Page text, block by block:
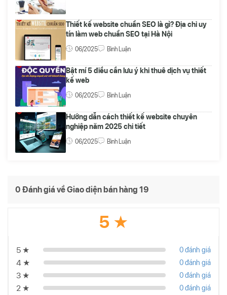
Thiết kế website chuẩn SEO là gì? Địa chỉ uy
tín làm web chuẩn SEO tại Hà Nội
06/2025 Bình Luận
Bật mí 5 điều cần lưu ý khi thuê dịch vụ thiết
kế web
06/2025 Bình Luận
Hướng dẫn cách thiết kế website chuyên
nghiệp năm 2025 chi tiết
06/2025 Bình Luận
0 Đánh giá về Giao diện bán hàng 19
5 ★
5 ★ 0 đánh giá
4 ★ 0 đánh giá
3 ★ 0 đánh giá
2 ★ 0 đánh giá